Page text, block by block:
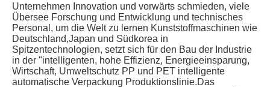
Unternehmen Innovation und vorwärts schmieden, viele
Übersee Forschung und Entwicklung und technisches
Personal, um die Welt zu lernen Kunststoffmaschinen wie
Deutschland,Japan und Südkorea in
Spitzentechnologien, setzt sich für den Bau der Industrie
in der "intelligenten, hohe Effizienz, Energieeinsparung,
Wirtschaft, Umweltschutz PP und PET intelligente
automatische Verpackung Produktionslinie.Das